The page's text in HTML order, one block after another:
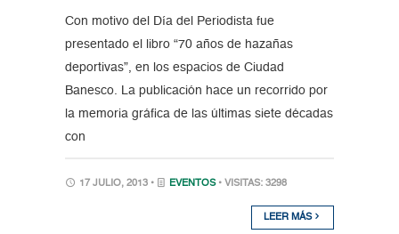
Con motivo del Día del Periodista fue
presentado el libro “70 años de hazañas
deportivas”, en los espacios de Ciudad
Banesco. La publicación hace un recorrido por
la memoria gráfica de las últimas siete décadas
con
17 JULIO, 2013 • EVENTOS • VISITAS: 3298
LEER MÁS